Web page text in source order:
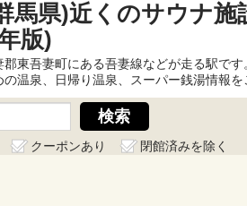
馬県)近くのサウナ施
版)
東吾妻町にある吾妻線などが走る駅で
温泉、日帰り温泉、スーパー銭湯情報を
クーポンあり
閉館済みを除く